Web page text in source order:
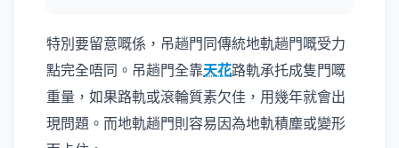
特別要留意嘅係，吊趟門同傳統地軌趟門嘅受力
點完全唔同。吊趟門全靠天花路軌承托成隻門嘅
重量，如果路軌或滾輪質素欠佳，用幾年就會出
現問題。而地軌趟門則容易因為地軌積塵或變形